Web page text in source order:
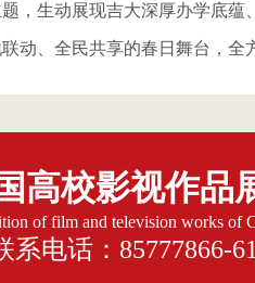
，生动展现吉大深厚办学底蕴
动、全民共享的春日舞台，全
高校影视作品
of film and television works of
系电话：85777866-